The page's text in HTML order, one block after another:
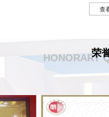
原则；定期开展业务交流，
规范性，项目列支的准确性
财务收支审计
资产清查审计
基本建设竣工财务决算审计
王春堂
工程咨询资
询工作五十余
查
荣
HONORARY